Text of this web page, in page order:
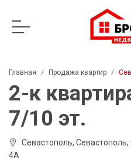
Главная Продажа квартир
2-к
7/10 эт.
Севастополь,
4А